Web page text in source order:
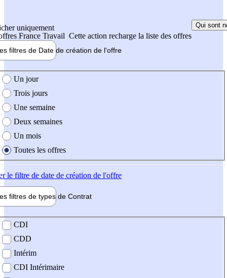
uniquement
France Travail Cette action recharge la liste des offres
Qui sont
filtres de Date de création de l'offre
création de l'offre
Un jour
Trois jours
Une semaine
Deux semaines
Un mois
Toutes les offres
le filtre de date de création de l'offre
filtres de types de Contrat
contrat
CDI
CDD
Intérim
CDI Intérimaire